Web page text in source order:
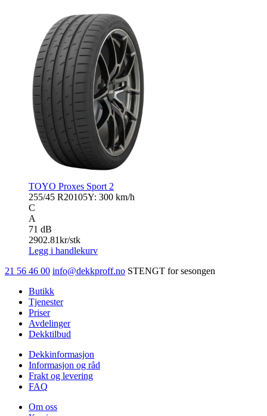
TOYO Proxes Sport 2
255/45 R20105Y: 300 km/h
C
A
71 dB
2902.81kr/stk
Legg i handlekurv
21 56 46 00 info@dekkproff.no STENGT for sesongen
Butikk
Tjenester
Priser
Avdelinger
Dekktilbud
Dekkinformasjon
Informasjon og råd
Frakt og levering
FAQ
Om oss